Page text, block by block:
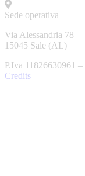
Sede operativa
Via Alessandria 78
15045 Sale (AL)
P.Iva 11826630961 –
Credits